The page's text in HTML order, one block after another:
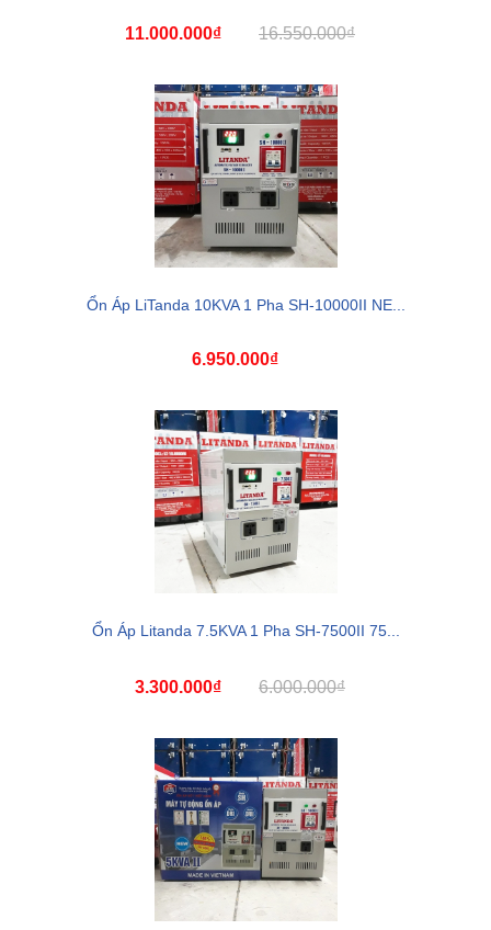
11.000.000₫ 16.550.000₫
Ổn Áp LiTanda 10KVA 1 Pha SH-10000II NE...
6.950.000₫
Ổn Áp Litanda 7.5KVA 1 Pha SH-7500II 75...
3.300.000₫ 6.000.000₫